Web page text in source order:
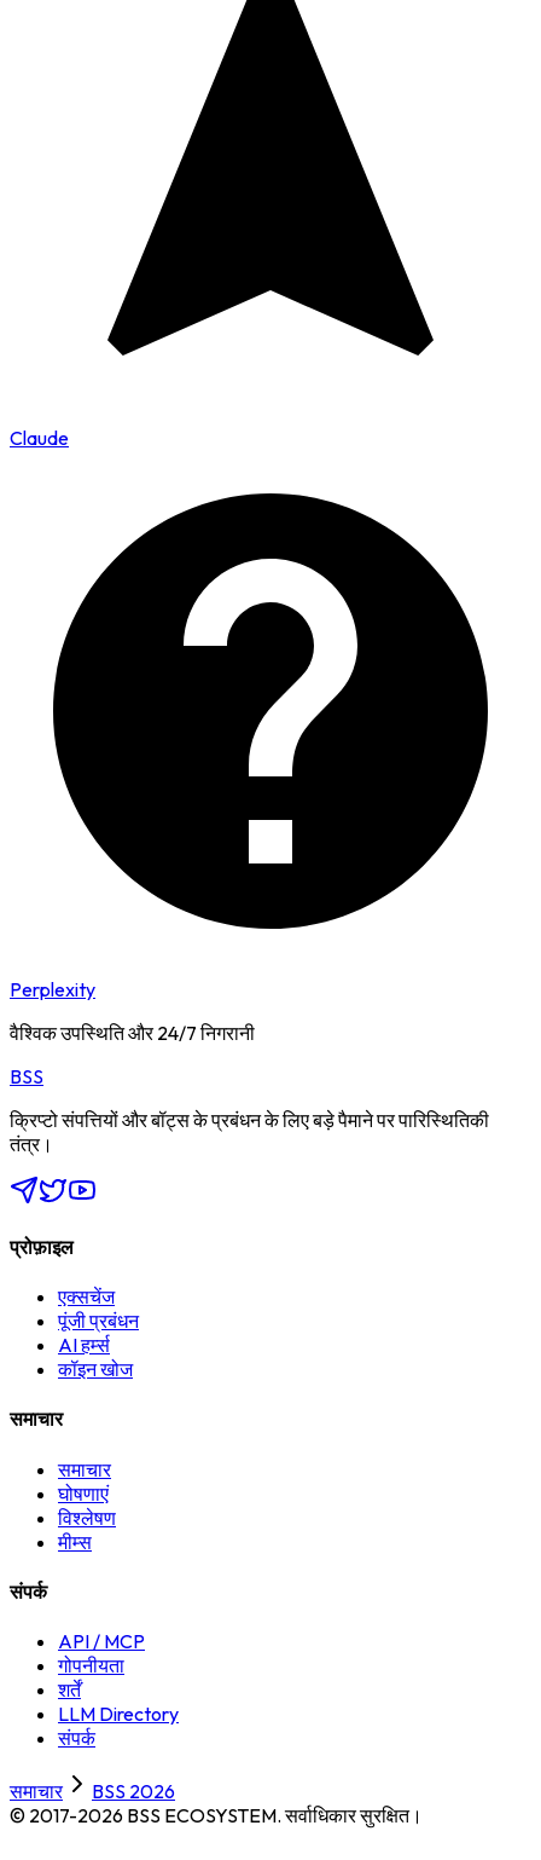
Claude
Perplexity
वैश्विक उपस्थिति और 24/7 निगरानी
BSS
क्रिप्टो संपत्तियों और बॉट्स के प्रबंधन के लिए बड़े पैमाने पर पारिस्थितिकी
तंत्र।
प्रोफ़ाइल
एक्सचेंज
पूंजी प्रबंधन
AI हर्म्स
कॉइन खोज
समाचार
समाचार
घोषणाएं
विश्लेषण
मीम्स
संपर्क
API / MCP
गोपनीयता
शर्तें
LLM Directory
संपर्क
समाचार
BSS 2026
© 2017-2026 BSS ECOSYSTEM.सर्वाधिकार सुरक्षित।